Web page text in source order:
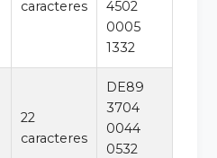
caracteres
4502
0005
1332
22
caracteres
DE89
3704
0044
0532